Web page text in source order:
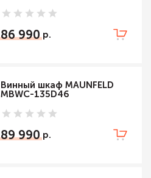
86 990
Винный шкаф MAUNFELD
MBWC-135D46
89 990